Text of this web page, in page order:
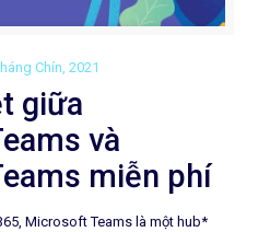
Chín, 2021
giữa
và
miễn phí
Microsoft Teams là một hub*